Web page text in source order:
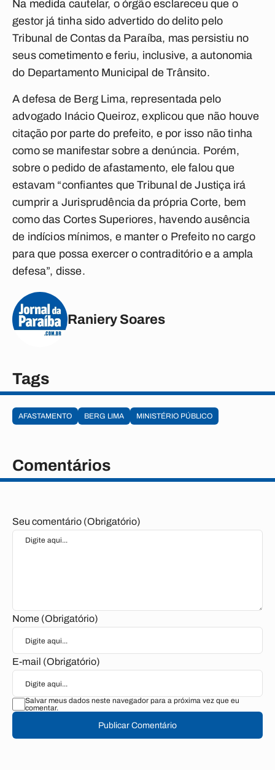
Na medida cautelar, o órgão esclareceu que o
gestor já tinha sido advertido do delito pelo
Tribunal de Contas da Paraíba, mas persistiu no
seus cometimento e feriu, inclusive, a autonomia
do Departamento Municipal de Trânsito.
A defesa de Berg Lima, representada pelo
advogado Inácio Queiroz, explicou que não houve
citação por parte do prefeito, e por isso não tinha
como se manifestar sobre a denúncia. Porém,
sobre o pedido de afastamento, ele falou que
estavam “confiantes que Tribunal de Justiça irá
cumprir a Jurisprudência da própria Corte, bem
como das Cortes Superiores, havendo ausência
de indícios mínimos, e manter o Prefeito no cargo
para que possa exercer o contraditório e a ampla
defesa”, disse.
Raniery Soares
Tags
AFASTAMENTO BERG LIMA MINISTÉRIO PÚBLICO
Comentários
Seu comentário (Obrigatório)
Nome (Obrigatório)
E-mail (Obrigatório)
Salvar meus dados neste navegador para a próxima vez que eu
comentar.
Publicar Comentário